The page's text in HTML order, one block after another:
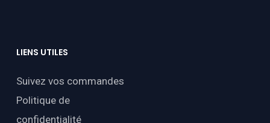
LIENS UTILES
Suivez vos commandes
Politique de
confidentialité